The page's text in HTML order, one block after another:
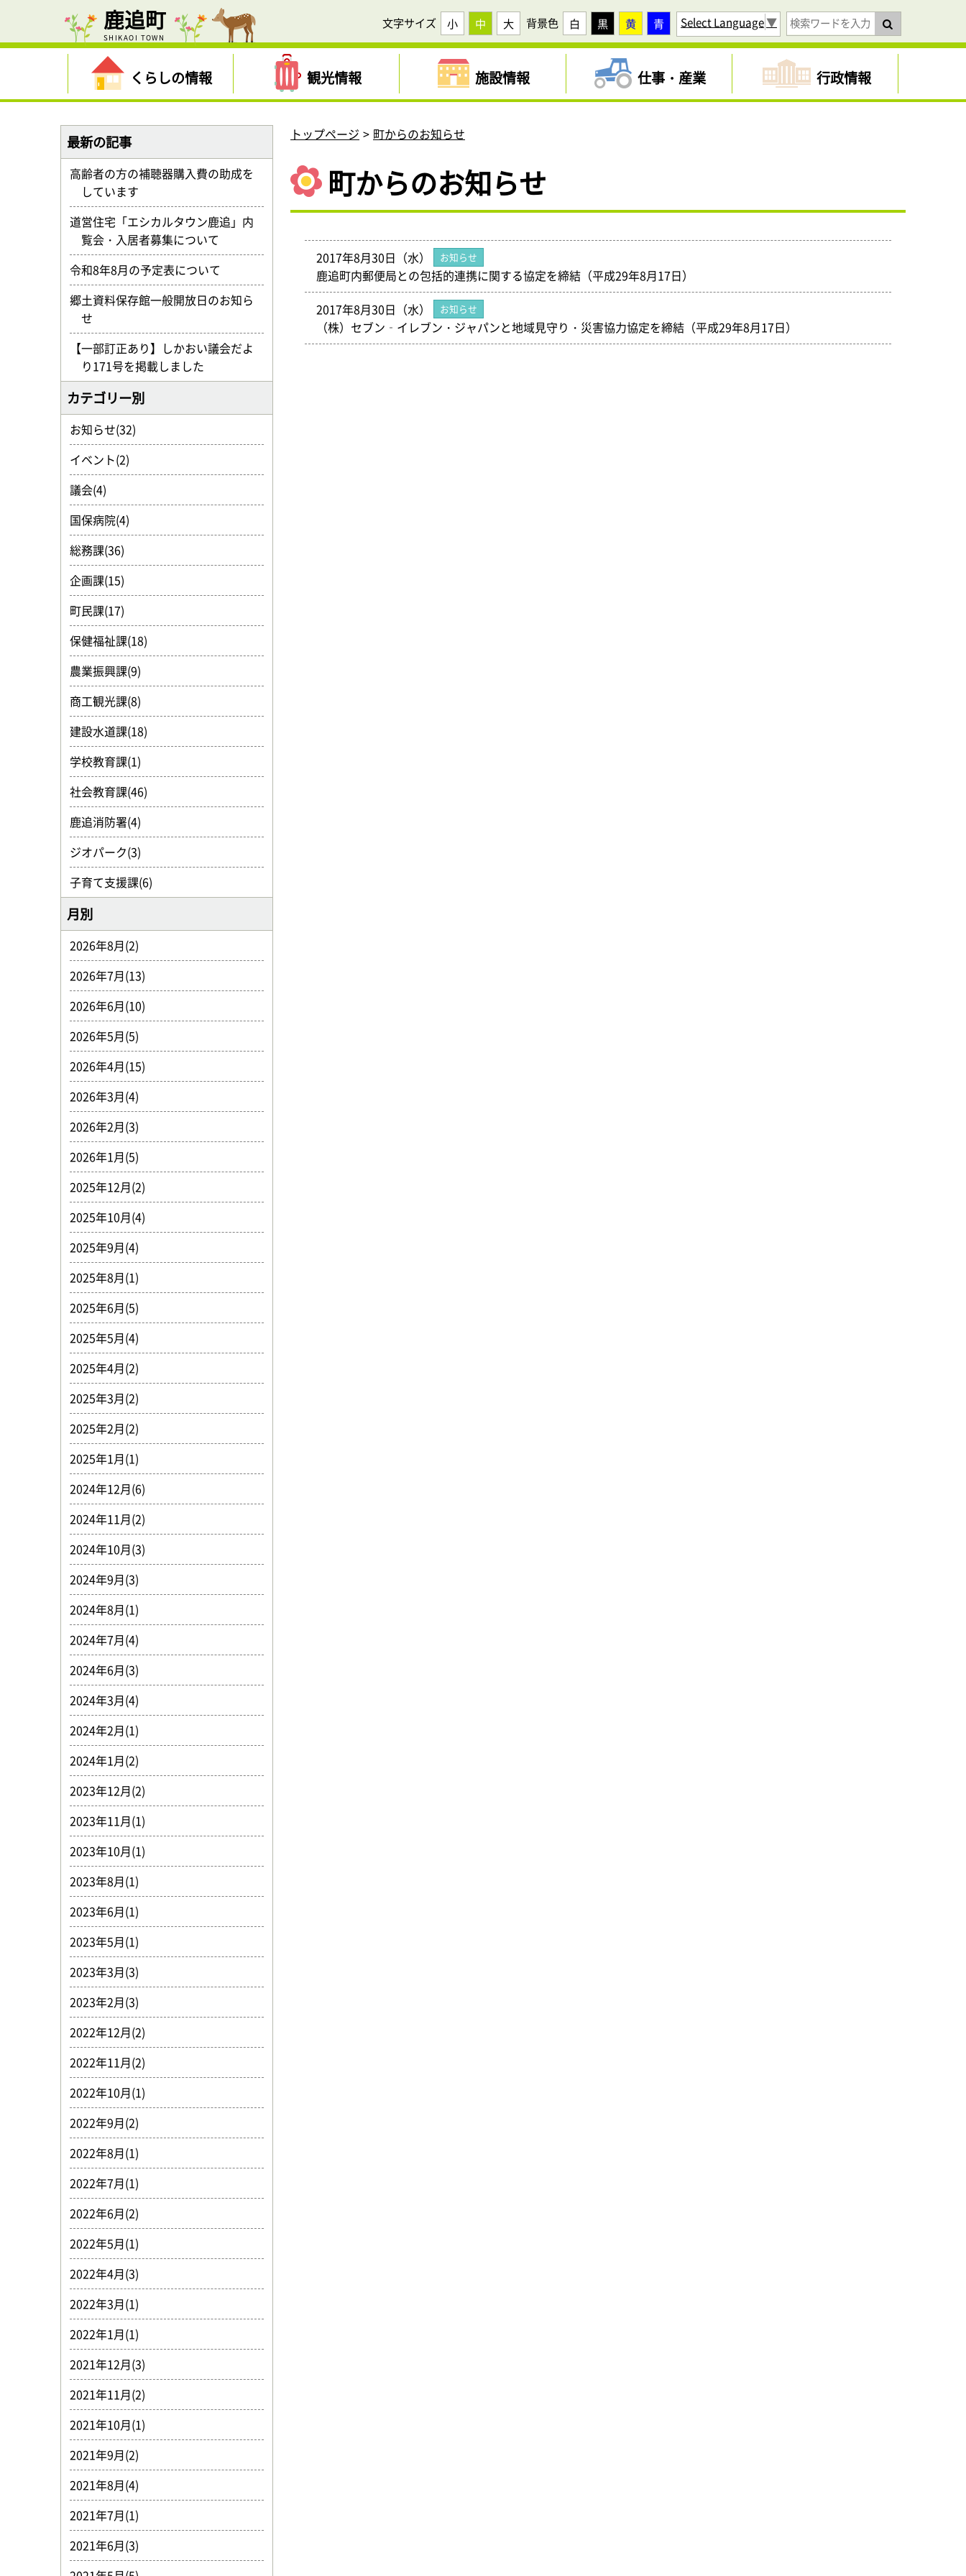
鹿追町
SHIKAOI TOWN
文字サイズ 小 中 大 背景色 白 黒 黄 青 Select Language▼
くらしの情報 観光情報 施設情報 仕事・産業 行政情報
トップページ 町からのお知らせ
町からのお知らせ
2017年8月30日（水） お知らせ
鹿追町内郵便局との包括的連携に関する協定を締結（平成29年8月17日）
2017年8月30日（水）
お知らせ
（株）セブン‐イレブン・ジャパンと地域見守り・災害協力協定を締結（平成29年8月17日）
最新の記事
高齢者の方の補聴器購入費の助成を
しています
道営住宅「エシカルタウン鹿追」内
覧会・入居者募集について
令和8年8月の予定表について
郷土資料保存館一般開放日のお知ら
せ
【一部訂正あり】しかおい議会だよ
り171号を掲載しました
カテゴリー別
お知らせ(32)
イベント(2)
議会(4)
国保病院(4)
総務課(36)
企画課(15)
町民課(17)
保健福祉課(18)
農業振興課(9)
商工観光課(8)
建設水道課(18)
学校教育課(1)
社会教育課(46)
鹿追消防署(4)
ジオパーク(3)
子育て支援課(6)
月別
2026年8月(2)
2026年7月(13)
2026年6月(10)
2026年5月(5)
2026年4月(15)
2026年3月(4)
2026年2月(3)
2026年1月(5)
2025年12月(2)
2025年10月(4)
2025年9月(4)
2025年8月(1)
2025年6月(5)
2025年5月(4)
2025年4月(2)
2025年3月(2)
2025年2月(2)
2025年1月(1)
2024年12月(6)
2024年11月(2)
2024年10月(3)
2024年9月(3)
2024年8月(1)
2024年7月(4)
2024年6月(3)
2024年3月(4)
2024年2月(1)
2024年1月(2)
2023年12月(2)
2023年11月(1)
2023年10月(1)
2023年8月(1)
2023年6月(1)
2023年5月(1)
2023年3月(3)
2023年2月(3)
2022年12月(2)
2022年11月(2)
2022年10月(1)
2022年9月(2)
2022年8月(1)
2022年7月(1)
2022年6月(2)
2022年5月(1)
2022年4月(3)
2022年3月(1)
2022年1月(1)
2021年12月(3)
2021年11月(2)
2021年10月(1)
2021年9月(2)
2021年8月(4)
2021年7月(1)
2021年6月(3)